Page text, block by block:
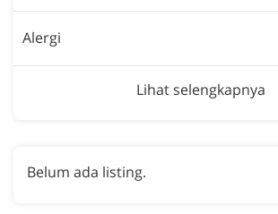
Alergi
Lihat selengkapnya
Belum ada listing.